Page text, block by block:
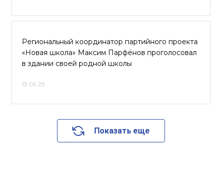
Региональный координатор партийного проекта
«Новая школа» Максим Парфёнов проголосовал
в здании своей родной школы
13.09.25
Показать еще